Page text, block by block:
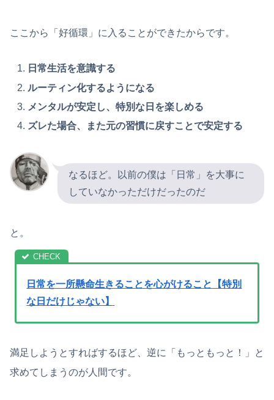
ここから「好循環」に入ることができたからです。
日常生活を意識する
ルーティン化するようになる
メンタルが安定し、特別な日を楽しめる
ズレた場合、また元の習慣に戻すことで安定する
なるほど。以前の僕は「日常」を大事に
していなかっただけだったのだ
と。
日常を一所懸命生きることを心がけること【特別
な日だけじゃない】
満足しようとすればするほど、逆に「もっともっと！」と
求めてしまうのが人間です。